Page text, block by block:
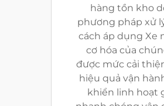
hàng tồn kho
phương pháp xử
cách áp dụng Xe
cơ hóa của
được mức cải
hiệu quả vận
khiển linh hoạt